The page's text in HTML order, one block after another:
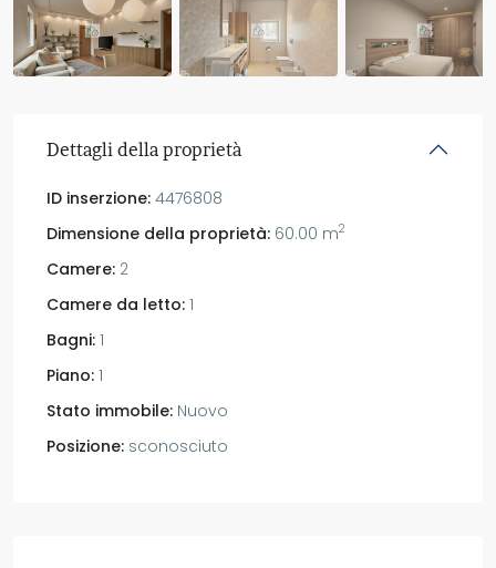
Dettagli della proprietà
ID inserzione: 4476808
Dimensione della proprietà: 60.00 m2
Camere: 2
Camere da letto: 1
Bagni: 1
Piano: 1
Stato immobile: Nuovo
Posizione: sconosciuto